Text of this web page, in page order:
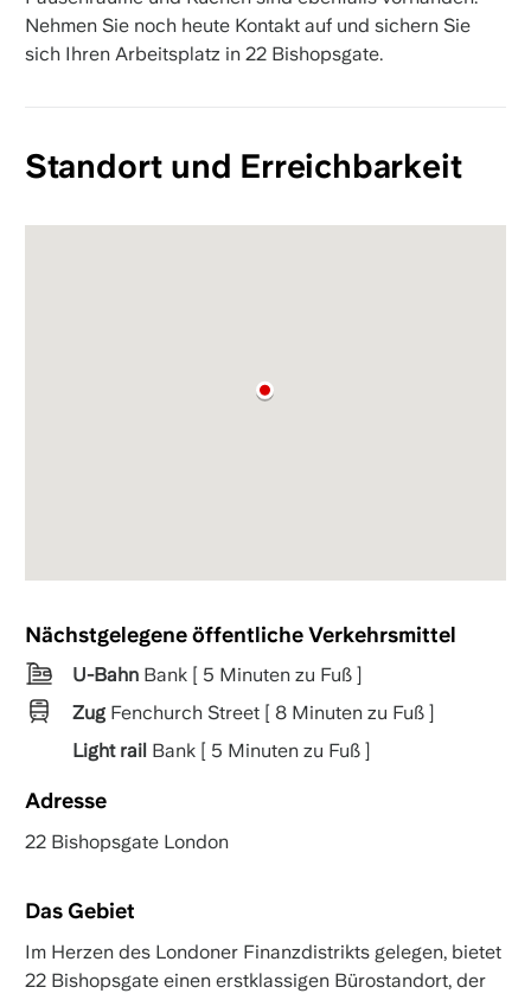
Nehmen Sie noch heute Kontakt auf und sichern Sie
sich Ihren Arbeitsplatz in 22 Bishopsgate.
Standort und Erreichbarkeit
Nächstgelegene öffentliche Verkehrsmittel
U-BahnBank [ 5 Minuten zu Fuß ]
ZugFenchurch Street [ 8 Minuten zu Fuß ]
Light rail Bank [ 5 Minuten zu Fuß ]
Adresse
22 Bishopsgate London
Das Gebiet
Im Herzen des Londoner Finanzdistrikts gelegen, bietet
22 Bishopsgate einen erstklassigen Bürostandort, der